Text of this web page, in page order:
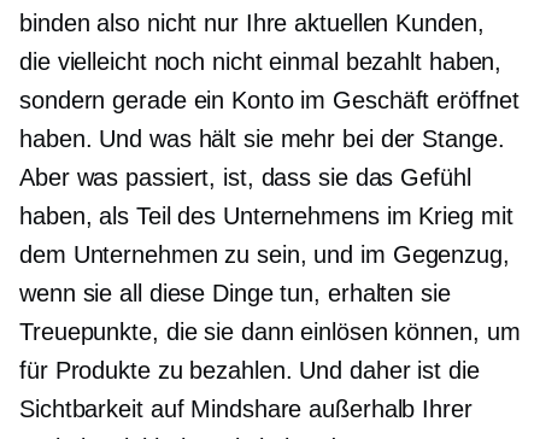
binden also nicht nur Ihre aktuellen Kunden,
die vielleicht noch nicht einmal bezahlt haben,
sondern gerade ein Konto im Geschäft eröffnet
haben. Und was hält sie mehr bei der Stange.
Aber was passiert, ist, dass sie das Gefühl
haben, als Teil des Unternehmens im Krieg mit
dem Unternehmen zu sein, und im Gegenzug,
wenn sie all diese Dinge tun, erhalten sie
Treuepunkte, die sie dann einlösen können, um
für Produkte zu bezahlen. Und daher ist die
Sichtbarkeit auf Mindshare außerhalb Ihrer